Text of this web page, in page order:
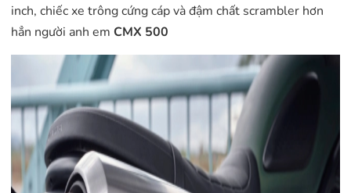
inch, chiếc xe trông cứng cáp và đậm chất scrambler hơn
hẳn người anh em CMX 500